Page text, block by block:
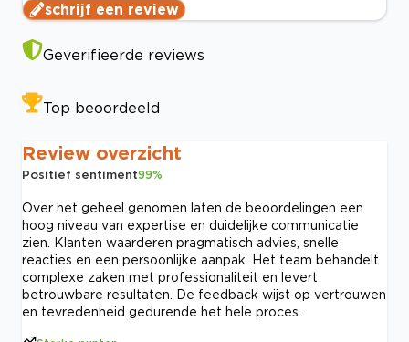
schrijf een review
Geverifieerde reviews
Top beoordeeld
Review overzicht
Positief sentiment99%
Over het geheel genomen laten de beoordelingen een
hoog niveau van expertise en duidelijke communicatie
zien. Klanten waarderen pragmatisch advies, snelle
reacties en een persoonlijke aanpak. Het team behandelt
complexe zaken met professionaliteit en levert
betrouwbare resultaten. De feedback wijst op vertrouwen
en tevredenheid gedurende het hele proces.